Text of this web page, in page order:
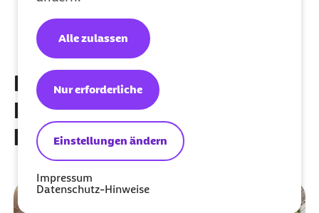
Einstellungen ändern
Nur erforderliche
Alle zulassen
Impressum
Datenschutz-Hinweise
Krankenkasse für Familien:
Entdecken Sie Ihre Vorteile
bei der Barmer